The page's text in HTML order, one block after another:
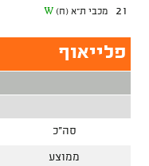
21 מכבי ת"א (ח) W
פלייאוף
סה"כ
ממוצע